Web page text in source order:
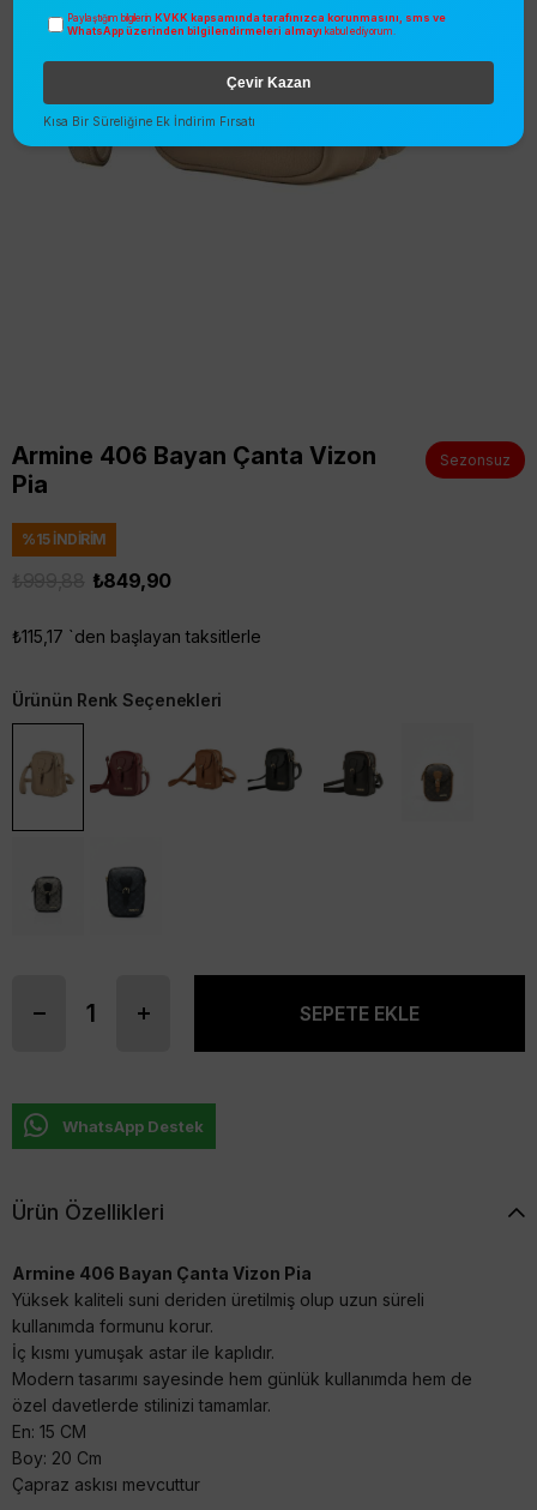
Armine 406 Bayan Çanta Vizon
Pia
Sezonsuz
%15İNDIRIM
₺849,90
₺115,17 `den başlayan taksitlerle
Ürünün Renk Seçenekleri
WhatsApp Destek
Ürün Özellikleri
Armine 406 Bayan Çanta Vizon Pia
Yüksek kaliteli suni deriden üretilmiş olup uzun süreli
kullanımda formunu korur.
İç kısmı yumuşak astar ile kaplıdır.
Modern tasarımı sayesinde hem günlük kullanımda hem de
özel davetlerde stilinizi tamamlar.
En: 15 CM
Boy: 20 Cm
Çapraz askısı mevcuttur
Paylaştığım bilgilerin KVKK kapsamında tarafınızca korunmasını, sms ve
WhatsApp üzerinden bilgilendirmeleri almayı kabul ediyorum.
Çevir Kazan
Kısa Bir Süreliğine Ek İndirim Fırsatı